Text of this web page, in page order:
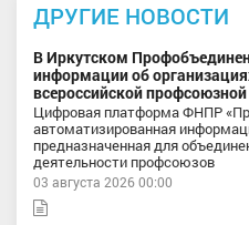
ДРУГИЕ НОВОСТИ
В Иркутском
информации об
всероссийской
Цифровая платформа ФНПР
автоматизированная
предназначенная для
деятельности профсоюзов
03 августа 2026 00:00